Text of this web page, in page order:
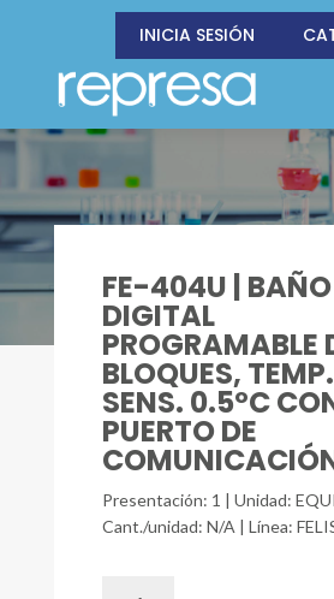
INICIA SESIÓN
FE-404U |
DIGITAL
PROGRAMABLE
BLOQUES,
SENS. 0.5ºC
PUERTO DE
Presentación: 1 | Unidad:
Cant./unidad: N/A | Línea: